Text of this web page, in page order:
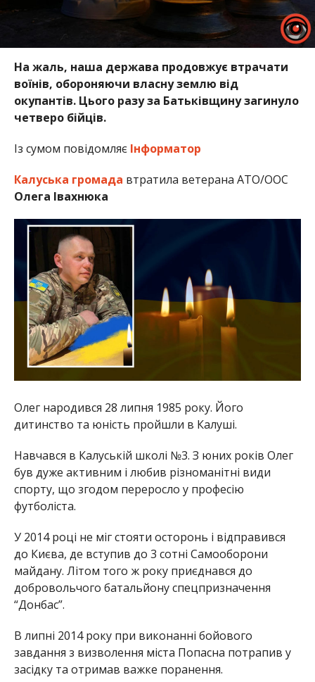
На жаль, наша держава продовжує втрачати
воїнів, обороняючи власну землю від
окупантів. Цього разу за Батьківщину загинуло
четверо бійців.
Із сумом повідомляє Інформатор
Калуська громада втратила ветерана АТО/ООС
Олега Івахнюка
Олег народився 28 липня 1985 року. Його
дитинство та юність пройшли в Калуші.
Навчався в Калуській школі №3. З юних років Олег
був дуже активним і любив різноманітні види
спорту, що згодом переросло у професію
футболіста.
У 2014 році не міг стояти осторонь і відправився
до Києва, де вступив до 3 сотні Самооборони
майдану. Літом того ж року приєднався до
добровольчого батальйону спецпризначення
“Донбас”.
В липні 2014 року при виконанні бойового
завдання з визволення міста Попасна потрапив у
засідку та отримав важке поранення.